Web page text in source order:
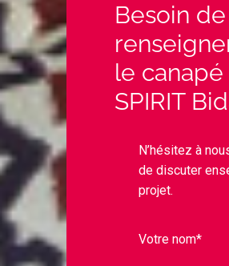
Besoin
le canapé
SPIRIT
N’hésitez à
de discuter
projet.
Votre nom*